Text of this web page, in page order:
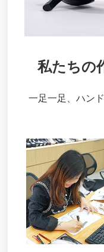
私たちの
一足一足、ハン